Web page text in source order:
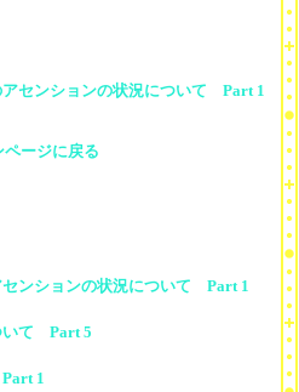
アセンションの状況について Part 1
ページに戻る
センションの状況について Part 1
いて Part 5
1